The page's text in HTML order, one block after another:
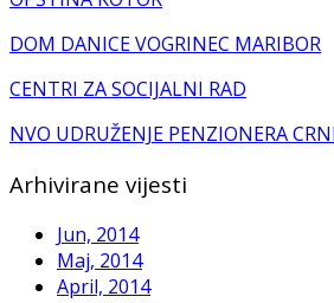
DOM DANICE VOGRINEC MARIBOR
CENTRI ZA SOCIJALNI RAD
NVO UDRUŽENJE PENZIONERA
Arhivirane vijesti
Jun, 2014
Maj, 2014
April, 2014